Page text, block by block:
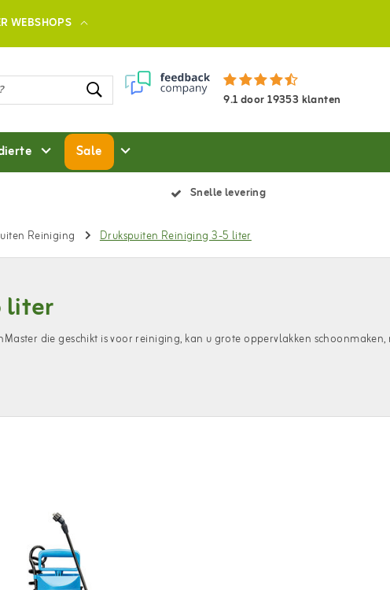
WEBSHOPS
9.1door19353 klanten
Sale
Snelle levering
Reiniging Drukspuiten Reiniging 3-5 liter
liter
die geschikt is voor reiniging, kan u grote oppervlakken